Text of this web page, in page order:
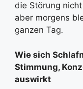
die Störung
aber morgens
ganzen Tag.
Wie sich
Stimmung,
auswirkt